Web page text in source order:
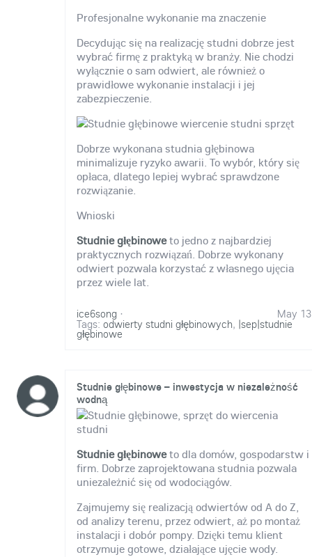
Profesjonalne wykonanie ma znaczenie
Decydując się na realizację studni dobrze jest
wybrać firmę z praktyką w branży. Nie chodzi
wyłącznie o sam odwiert, ale również o
prawidłowe wykonanie instalacji i jej
zabezpieczenie.
Dobrze wykonana studnia głębinowa
minimalizuje ryzyko awarii. To wybór, który się
opłaca, dlatego lepiej wybrać sprawdzone
rozwiązanie.
Wnioski
Studnie głębinoweto jedno z najbardziej
praktycznych rozwiązań. Dobrze wykonany
odwiert pozwala korzystać z własnego ujęcia
przez wiele lat.
ice6song May 13
·
Tags: odwierty studni głębinowych, |sep|studnie
głębinowe
Studnie głębinowe – inwestycja w niezależność
wodną
Studnie głębinoweto dla domów, gospodarstw i
firm. Dobrze zaprojektowana studnia pozwala
uniezależnić się od wodociągów.
Zajmujemy się realizacją odwiertów od A do Z,
od analizy terenu, przez odwiert, aż po montaż
instalacji i dobór pompy. Dzięki temu klient
otrzymuje gotowe, działające ujęcie wody.